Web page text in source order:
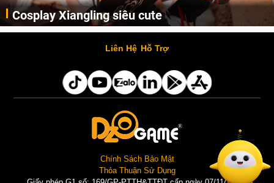
Cosplay Xiangling siêu cute
Cùng thưởng thức những hình ảnh cosplay Xiangling trong Genshin Impact siêu dễ thương của người dùng Weibo "阿包也是兔娘"
Liên Hệ Hỗ Trợ
Chính Sách Bảo Mật
Thỏa Thuận Sử Dụng